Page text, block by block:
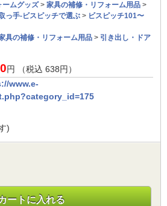
ームグッズ> 家具の補修・リフォーム用品 >
っ手-ビスピッチで選ぶ > ビスピッチ101〜
具の補修・リフォーム用品 > 引き出し・ドア
円 （税込 638円）
www.e-
)
ートに入れる